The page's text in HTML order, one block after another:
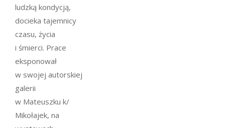
ludzką kondycją,
docieka tajemnicy
czasu, życia
i śmierci. Prace
eksponował
w swojej autorskiej
galerii
w Mateuszku k/
Mikołajek, na